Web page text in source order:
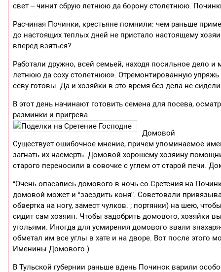
свет – чинит сбрую летнюю да борону столетнюю.
Расчиная Починки, крестьяне помнили: чем раньше
до настоящих теплых дней не пристало настоящему
вперед взяться?
Работали дружно, всей семьей, находя посильное дело
летнюю да соху столетнюю». Отремонтированную
севу готовы. Да и хозяйки в это время без дела не
В этот день начинают готовить семена для посева,
разминки и пригрева.
Домовой
Существует ошибочное мнение, причем упоминаемое
загнать их насмерть. Домовой хорошему хозяину
старого переносили в совочке с углем от старой печи.
“Очень опасались домового в ночь со Сретения на
домовой может и “заездить коня”. Советовали
обвертка на ногу, замест чулков. ; портянки) на шею,
сидит сам хозяин. Чтобы задобрить домового, хозяйки
угольями. Иногда для усмирения домового звали
обметал им все углы в хате и на дворе. Вот после
Именины Домового )
В Тульской губернии раньше вдень Починок варили